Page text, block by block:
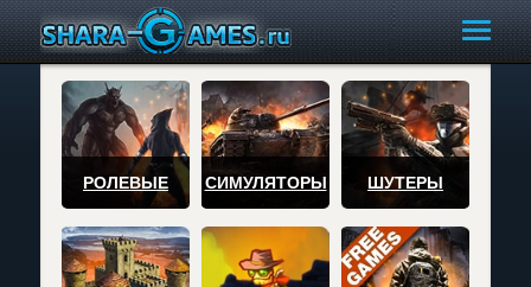
РОЛЕВЫЕ СИМУЛЯТОРЫ ШУТЕРЫ